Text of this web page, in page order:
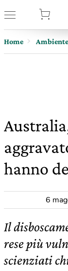
Home Ambiente
hanno
6
Il
rese più
scienziati